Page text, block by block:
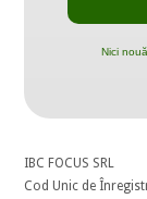
Nici
IBC FOCUS SRL
Cod Unic de